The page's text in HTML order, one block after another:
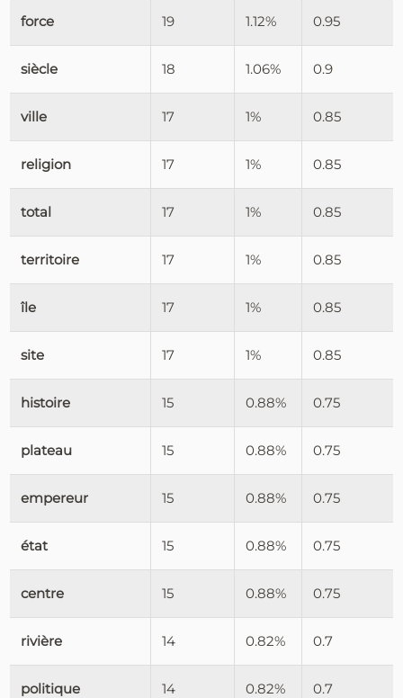
force 19 1.12% 0.95
siècle 18 1.06% 0.9
ville 17 1% 0.85
religion 17 1% 0.85
total 17 1% 0.85
territoire 17 1% 0.85
île 17 1% 0.85
site 17 1% 0.85
histoire 15 0.88% 0.75
plateau 15 0.88% 0.75
empereur 15 0.88% 0.75
état 15 0.88% 0.75
centre 15 0.88% 0.75
rivière 14 0.82% 0.7
politique 14 0.82% 0.7